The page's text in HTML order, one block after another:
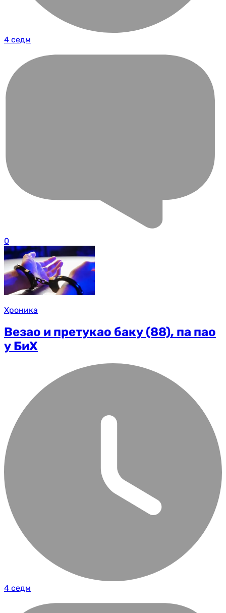
4 седм
0
Хроника
Везао и претукао баку (88), па пао
у БиХ
4 седм